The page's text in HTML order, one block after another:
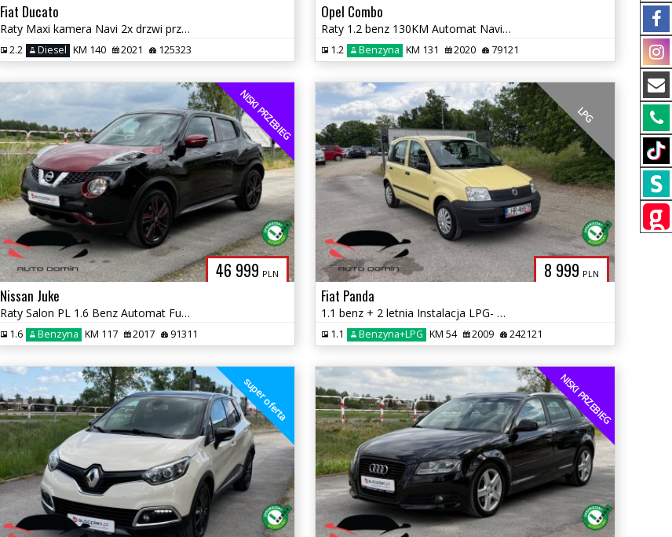
Fiat Ducato
Raty Maxi kamera Navi 2x drzwi przesuwne klima 125tys km Gwarancja
2.2 Diesel KM 140 2021 125323
Opel Combo
Raty 1.2 benz 130KM Automat Navi 5 osobowy Tablet Serwis Nowy rozrząd
1.2 Benzyna KM 131 2020 79121
46 999 PLN
NISKI PRZEBIEG
Nissan Juke
Raty Salon PL 1.6 Benz Automat Full opcja Kamery 360 Navi Nowe opony
1.6 Benzyna KM 117 2017 91311
8 999 PLN
LPG
Fiat Panda
1.1 benz + 2 letnia Instalacja LPG- Butla w kole wspomaganie kier CITY
1.1 Benzyna+LPG KM 54 2009 242121
super oferta NISKI PRZEBIEG